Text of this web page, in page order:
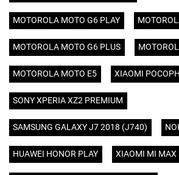
MOTOROLA MOTO G6 PLAY
MOTOROLA MOTO G6 PLUS
MOTOROLA MOTO E5 XIAOMI
SONY XPERIA XZ2 PREMIUM
SAMSUNG GALAXY J7 2018 (J740)
HUAWEI HONOR PLAY XIAOMI MI MAX